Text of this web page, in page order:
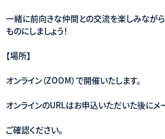
一緒に前向きな仲間との交流を楽しみなが
ものにしましょう！
【場所】
オンライン（ZOOM）で開催いたします。
オンラインのURLはお申込いただいた後にメ
ご確認ください。